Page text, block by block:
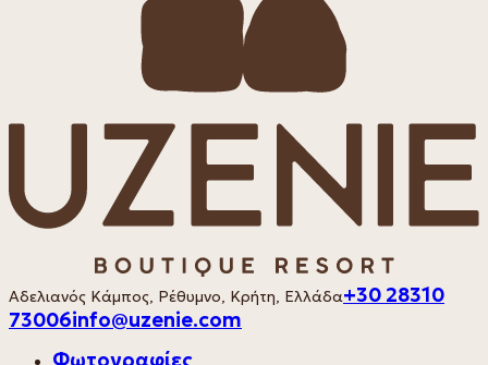
Αδελιανός Κάμπος, Ρέθυμνο, Κρήτη, Ελλάδα+30 28310
73006info@uzenie.com
Φωτογραφίες